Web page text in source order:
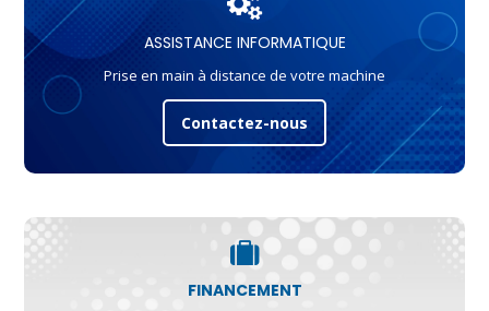
ASSISTANCE INFORMATIQUE
Prise en main à distance de votre machine
Contactez-nous
FINANCEMENT